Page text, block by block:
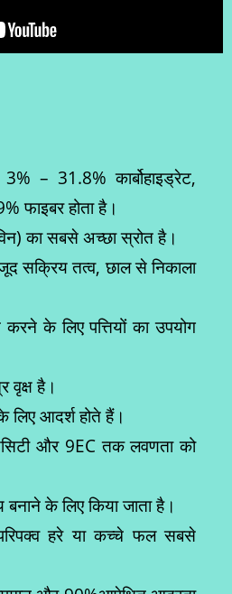
– 31.8% कार्बोहाइड्रेट,
फाइबर होता है।
का सबसे अच्छा स्रोत है।
सक्रिय तत्व, छाल से निकाला
करने के लिए पत्तियों का उपयोग
वृक्ष है।
लिए आदर्श होते हैं।
और 9EC तक लवणता को
के लिए किया जाता है।
हरे या कच्चे फल सबसे